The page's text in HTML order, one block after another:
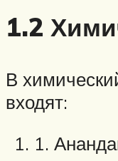
1.2
В
входят:
1.